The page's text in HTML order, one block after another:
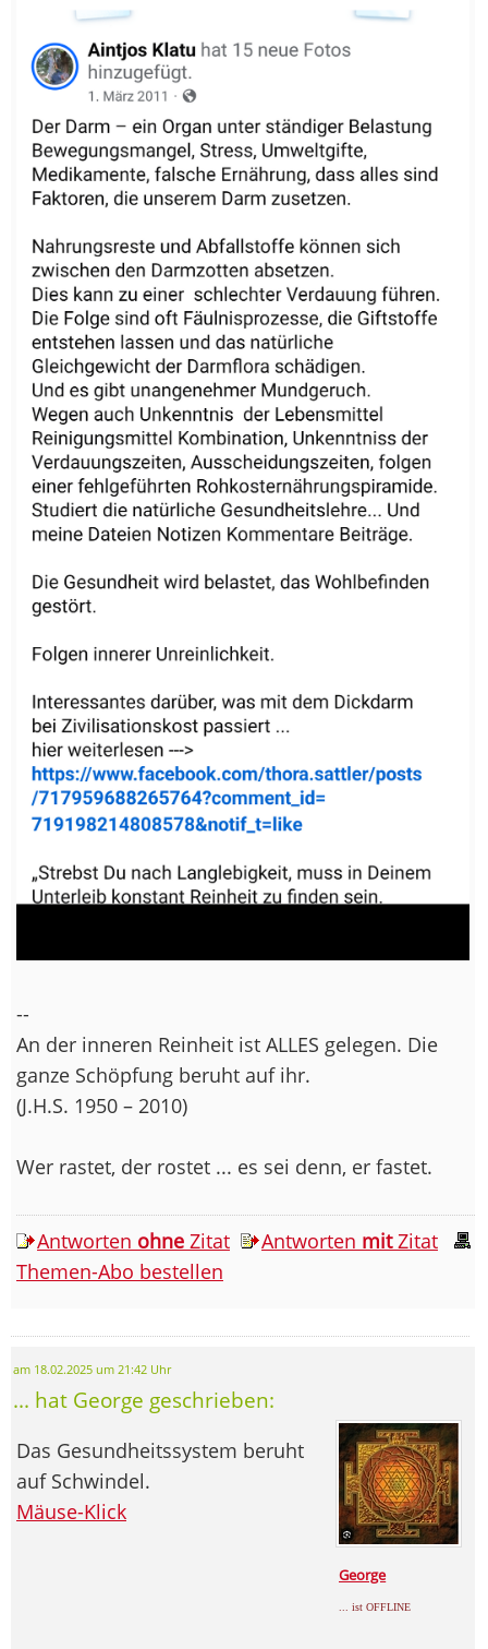
--
An der inneren Reinheit ist ALLES gelegen. Die
ganze Schöpfung beruht auf ihr.
(J.H.S. 1950 – 2010)
Wer rastet, der rostet ... es sei denn, er fastet.
Antworten ohne Zitat Antworten mitZitat
Themen-Abo bestellen
am 18.02.2025 um 21:42 Uhr
... hat George geschrieben:
George
... ist OFFLINE
Das Gesundheitssystem beruht
auf Schwindel.
Mäuse-Klick